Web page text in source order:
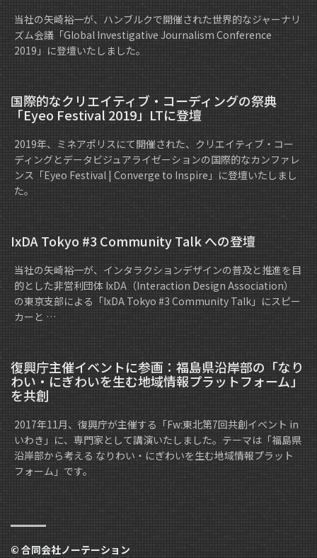
当社の矢崎裕一が、ハンブルクで開催された世界的なジャーナリ
ズム会議「Global Investigative Journalism Conference
2019」に登壇いたしました。
国際的なクリエイティブ・コーディングの祭典
「Eyeo Festival 2019」LTに登壇
2019年、ミネアポリスにて開催された、クリエイティブ・コー
ディングとデータビジュアライゼーションの国際的なカンファレ
ンス「Eyeo Festival | Converge to Inspire」に登壇いたしまし
た。
IxDA Tokyo #3 Community Talk への登壇
当社の矢崎裕一が、インタラクションデザインの普及と推進を目
的とした非営利団体 IxDA（Interaction Design Association）
の東京支部による「IxDA Tokyo #3 Community Talk」にスピー
カーと …
復興庁主催イベントに参画：福島県沿岸部の「なり
わい・にぎわいを生む地域情報プラットフォーム」
を共創
2017年11月、復興庁が主催する「Fw:東北第7回共創イベント in
いわき」に、専門家として講演いたしました。テーマは「福島県
沿岸部から考える なりわい・にぎわいを生む地域情報プラット
フォーム」です。
© 合同会社ノーテーション